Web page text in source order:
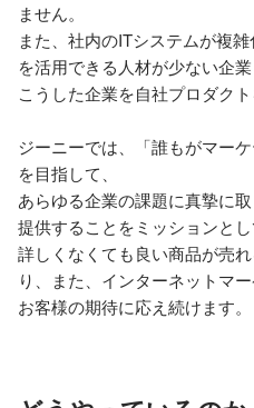
ません。
また、社内のITシステムが複
を活用できる人材が少ない企
こうした企業を自社プロダク
ジーニーでは、「誰もがマー
を目指して、
あらゆる企業の課題に真摯に
提供することをミッションと
詳しくなくても良い商品が売
り、また、インターネットマ
お客様の期待に応え続けます。